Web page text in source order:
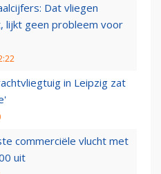
Dat vliegen
lijkt geen probleem voor
in Leipzig zat
commerciële vlucht met
uit